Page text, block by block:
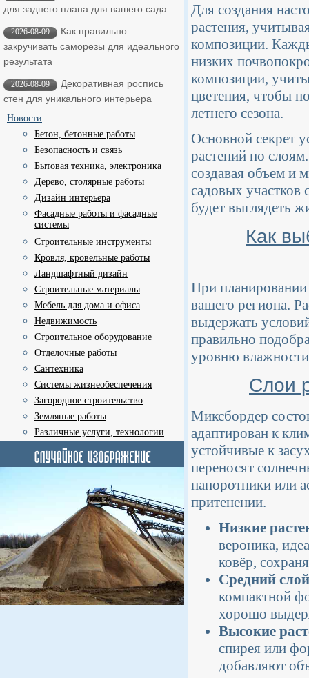
для заднего плана для вашего сада
2026-08-09
Как правильно
закручивать саморезы для идеального
результата
2026-08-09
Декоративная роспись
стен для уникального интерьера
Новости
Бетон, бетонные работы
Безопасность и связь
Бытовая техника, электроника
Дерево, столярные работы
Дизайн интерьера
Фасадные работы и фасадные
системы
Строительные инструменты
Кровля, кровельные работы
Ландшафтный дизайн
Строительные материалы
Мебель для дома и офиса
Недвижимость
Строительное оборудование
Отделочные работы
Сантехника
Системы жизнеобеспечения
Загородное строительство
Земляные работы
Различные услуги, технологии
Для создания
растения,
композиции.
низких
композиции,
цветения, чтобы
летнего сезона.
Основной секрет
растений по
создавая объем и
садовых участков
будет выглядеть
Как
При планировании
вашего региона.
выдержать
правильно
уровню влажности
Слои
Миксбордер
адаптирован к
устойчивые к
переносят
папоротники или
притенении.
Низкие
вероника,
ковёр,
Средний
компактной
хорошо
Высокие
спирея или
добавляют